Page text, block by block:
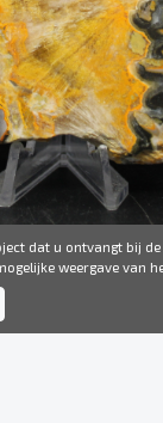
dat u ontvangt bij
weergave van